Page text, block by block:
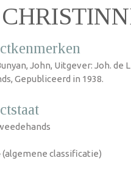
John, Uitgever: Joh. de
Gepubliceerd in 1938.
(algemene classificatie)